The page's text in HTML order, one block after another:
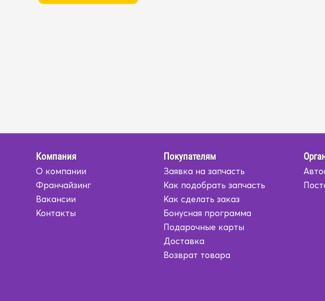
Компания
О компании
Франчайзинг
Вакансии
Контакты
Покупателям
Заявка на запчасть
Как подобрать запчасть
Как сделать заказ
Бонусная программа
Подарочные карты
Доставка
Возврат товара